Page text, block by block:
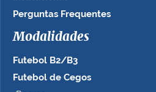
n
o
o
m
Perguntas Frequentes
Modalidades
Futebol B2/B3
Futebol de Cegos